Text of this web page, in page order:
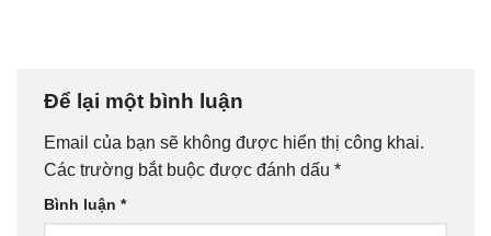
Để lại một bình luận
Email của bạn sẽ không được hiển thị công khai.
Các trường bắt buộc được đánh dấu *
Bình luận *